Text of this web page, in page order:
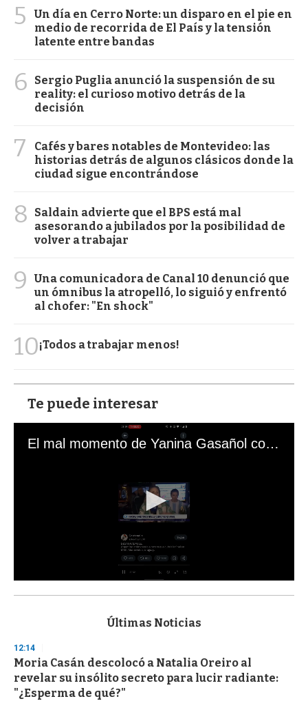
5
Un día en Cerro Norte: un disparo en el pie en
medio de recorrida de El País y la tensión
latente entre bandas
6
Sergio Puglia anunció la suspensión de su
reality: el curioso motivo detrás de la
decisión
7
Cafés y bares notables de Montevideo: las
historias detrás de algunos clásicos donde la
ciudad sigue encontrándose
8
Saldain advierte que el BPS está mal
asesorando a jubilados por la posibilidad de
volver a trabajar
9
Una comunicadora de Canal 10 denunció que
un ómnibus la atropelló, lo siguió y enfrentó
al chofer: "En shock"
10¡Todos a trabajar menos!
Te puede interesar
El mal momento de Yanina Gasañol con un hincha argentino en "Subrayado"
s
d
s
o
f
Últimas Noticias
12:14
Moria Casán descolocó a Natalia Oreiro al
revelar su insólito secreto para lucir radiante:
"¿Esperma de qué?"